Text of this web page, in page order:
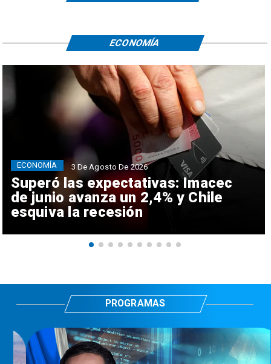
Superó las expectativas: Imacec
de junio avanza un 2,4% y Chile
esquiva la recesión
ECONOMÍA 3 De Agosto De 2026
ECONOMÍA
PROGRAMAS